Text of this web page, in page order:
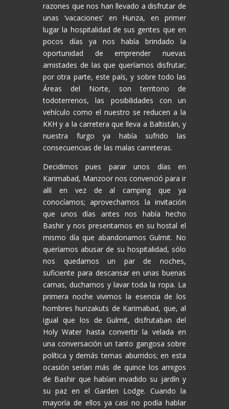
razones que nos han llevado a disfrutar de
unas ‘vacaciones’ en Hunza, en primer
lugar la hospitalidad de sus gentes que en
pocos días ya nos había brindado la
oportunidad de emprender nuevas
amistades de las que queríamos disfrutar;
por otra parte, este país, y sobre todo las
Áreas del Norte, son territorio de
todoterrenos, las posibilidades con un
vehículo como el nuestro se reducen a la
KKH y a la carretera que lleva a Baltistán, y
nuestra furgo ya había sufrido las
consecuencias de las malas carreteras.
Decidimos pues parar unos días en
Karimabad, Manzoor nos convenció para ir
allí en vez de al camping que ya
conocíamos; aprovechamos la invitación
que unos días antes nos había hecho
Bashir y nos presentamos en su hostal el
mismo día que abandonamos Gulmit. No
queríamos abusar de su hospitalidad, sólo
nos quedamos un par de noches,
suficiente para descansar en unas buenas
camas, ducharnos y lavar toda la ropa. La
primera noche vivimos la esencia de los
hombres hunzakuts de Karimabad, que, al
igual que los de Gulmit, disfrutaban del
Holy Water hasta convertir la velada en
una conversación un tanto gangosa sobre
política y demás temas aburridos; en esta
ocasión serían más de quince los amigos
de Bashir que habían invadido su jardín y
su paz en el Garden Lodge. Cuando la
mayoría de ellos ya casi no podía hablar